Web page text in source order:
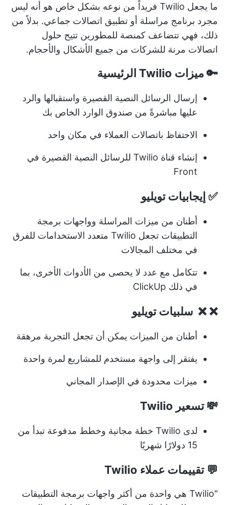
ما يجعل Twilio فريداً من نوعه بشكل خاص هو أنه ليس
مجرد برنامج مراسلة أو تطبيق اتصالات جماعي. بدلاً من
ذلك، فهي تتضاعف كمنصة للمطورين تتيح حلول
اتصالات مرنة للشركات من جميع الأشكال والأحجام.
🔑 ميزات Twilio الرئيسية
إرسال الرسائل النصية القصيرة واستقبالها والرد
عليها مباشرةً من صندوق الوارد الخاص بك
الاحتفاظ باتصالات العملاء في مكان واحد
إنشاء قناة Twilio للرسائل النصية القصيرة في
Front
✅ إيجابيات تويليو
أطنان من ميزات المراسلة وواجهات برمجة
التطبيقات تجعل Twilio متعدد الاستخدامات للفرق
في مختلف المجالات
تتكامل مع عدد لا يحصى من الأدوات الأخرى، بما
في ذلك ClickUp
❌ ❌ ️ سلبيات تويليو
أطنان من الميزات يمكن أن تجعل التجربة مرهقة
يفتقر إلى واجهة مستخدم للمشاريع لمرة واحدة
ميزات محدودة في الإصدار المجاني
💸 تسعير Twilio
لدى Twilio خطة مجانية وخطط مدفوعة تبدأ من
15 دولارًا شهريًا
💬 تقييمات عملاء Twilio
"Twilio هي واحدة من أكثر واجهات برمجة التطبيقات